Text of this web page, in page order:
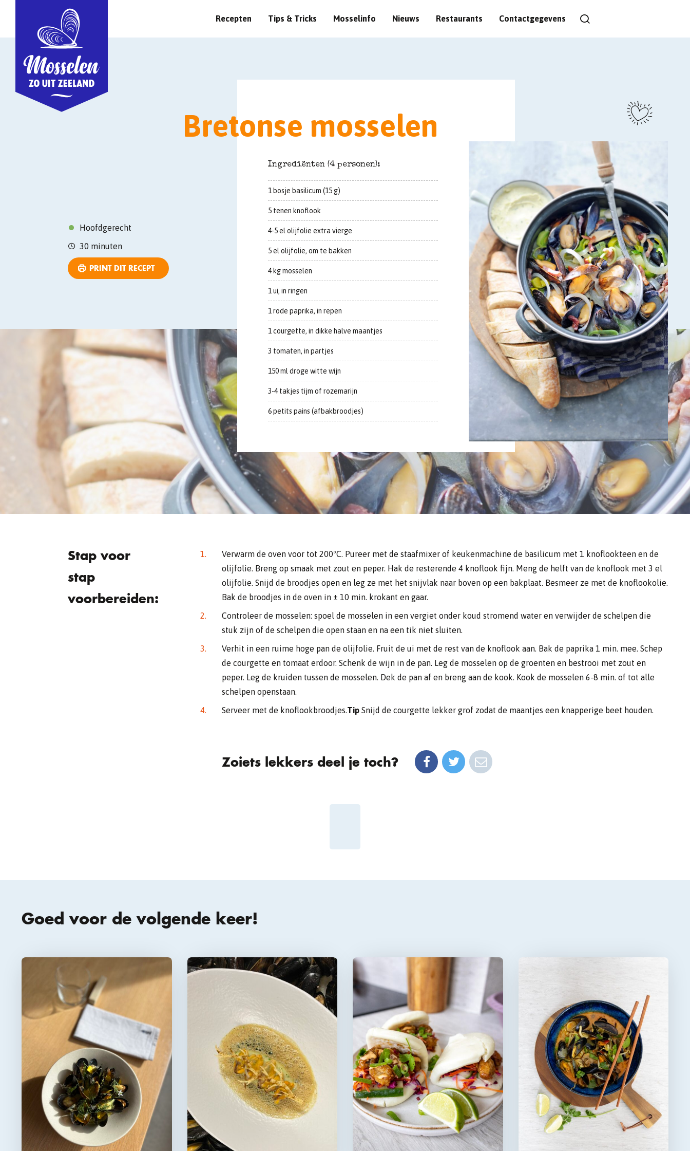
Recepten Tips & Tricks Mosselinfo Nieuws Restaurants Contactgegevens
Bretonse mosselen
Ingrediënten (4 personen):
1 bosje basilicum (15 g)
5 tenen knoflook
4-5 el olijfolie extra vierge
5 el olijfolie, om te bakken
4 kg mosselen
1 ui, in ringen
1 rode paprika, in repen
1 courgette, in dikke halve maantjes
3 tomaten, in partjes
150 ml droge witte wijn
3-4 takjes tijm of rozemarijn
6 petits pains (afbakbroodjes)
Hoofdgerecht
30 minuten
PRINT DIT RECEPT
Stap voor
stap
voorbereiden:
Verwarm de oven voor tot 200ºC. Pureer met de staafmixer of keukenmachine de basilicum met 1 knoflookteen en de
olijfolie. Breng op smaak met zout en peper. Hak de resterende 4 knoflook fijn. Meng de helft van de knoflook met 3 el
olijfolie. Snijd de broodjes open en leg ze met het snijvlak naar boven op een bakplaat. Besmeer ze met de knoflookolie.
Bak de broodjes in de oven in ± 10 min. krokant en gaar.
Controleer de mosselen: spoel de mosselen in een vergiet onder koud stromend water en verwijder de schelpen die
stuk zijn of de schelpen die open staan en na een tik niet sluiten.
Verhit in een ruime hoge pan de olijfolie. Fruit de ui met de rest van de knoflook aan. Bak de paprika 1 min. mee. Schep
de courgette en tomaat erdoor. Schenk de wijn in de pan. Leg de mosselen op de groenten en bestrooi met zout en
peper. Leg de kruiden tussen de mosselen. Dek de pan af en breng aan de kook. Kook de mosselen 6-8 min. of tot alle
schelpen openstaan.
Serveer met de knoflookbroodjes.Tip Snijd de courgette lekker grof zodat de maantjes een knapperige beet houden.
Zoiets lekkers deel je toch?
Goed voor de volgende keer!